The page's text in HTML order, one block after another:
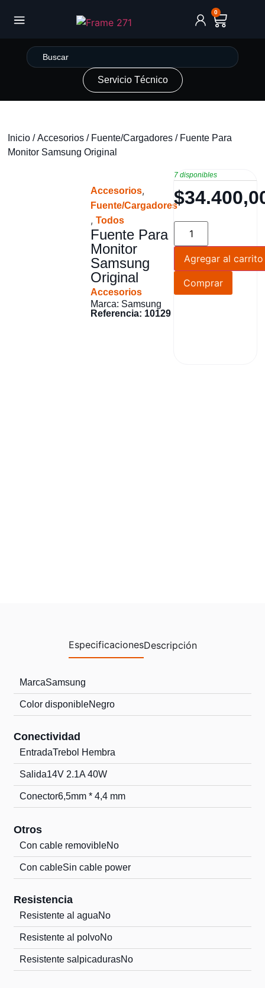
0
Servicio Técnico
Inicio /Accesorios / Fuente/Cargadores / Fuente Para
Monitor Samsung Original
Accesorios,
Fuente/Cargadores
, Todos
Fuente Para
Monitor
Samsung
Original
Accesorios
Marca: Samsung
Referencia: 10129
7 disponibles
$
Agregar al carrito
Comprar
EspecificacionesDescripción
MarcaSamsung
Color disponibleNegro
Conectividad
EntradaTrebol Hembra
Salida14V 2.1A 40W
Conector6,5mm * 4,4 mm
Otros
Con cable removibleNo
Con cableSin cable power
Resistencia
Resistente al aguaNo
Resistente al polvoNo
Resistente salpicadurasNo